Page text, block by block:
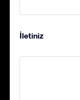
İletiniz